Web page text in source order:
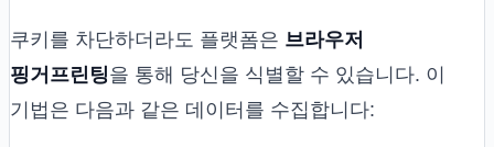
쿠키를 차단하더라도 플랫폼은 브라우저
핑거프린팅을 통해 당신을 식별할 수 있습니다. 이
기법은 다음과 같은 데이터를 수집합니다: